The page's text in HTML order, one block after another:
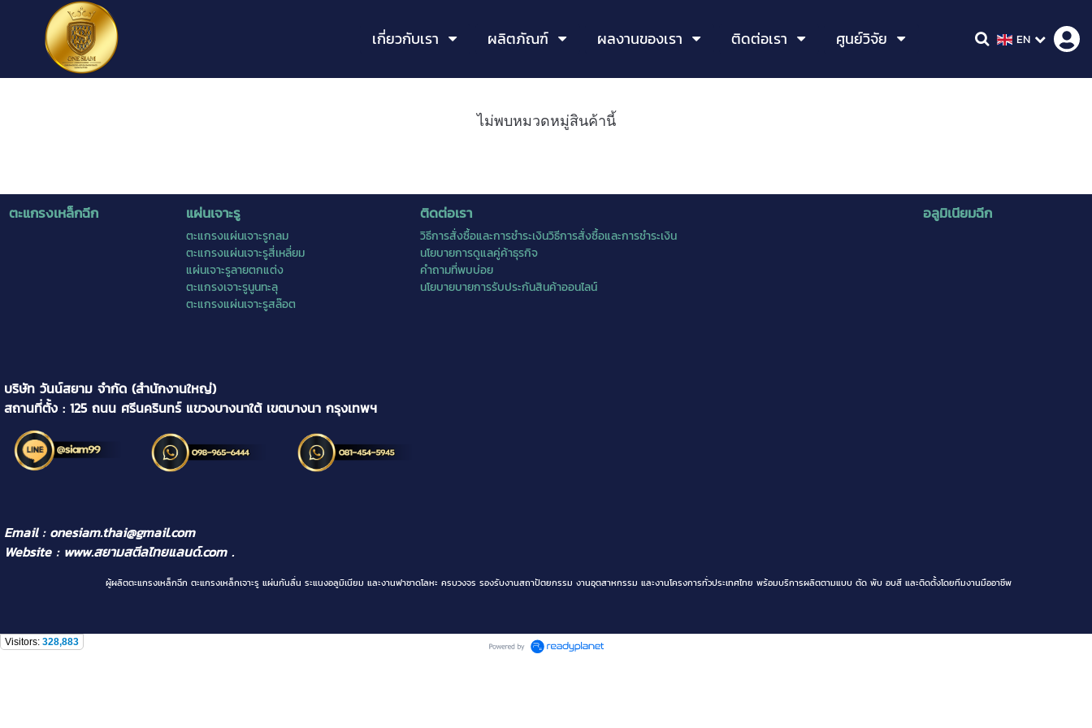
เกี่ยวกับเรา ผลิตภัณฑ์ ผลงานของเรา ติดต่อเรา ศูนย์วิจัย EN
ไม่พบหมวดหมู่สินค้านี้
ตะแกรงเหล็กฉีก แผ่นเจาะรู
ตะแกรงแผ่นเจาะรูกลม
ตะแกรงแผ่นเจาะรูสี่เหลี่ยม
แผ่นเจาะรูลายตกแต่ง
ตะแกรงเจาะรูนูนทะลุ
ตะแกรงแผ่นเจาะรูสล๊อต
ติดต่อเรา
วิธีการสั่งซื้อและการชำระเงินวิธีการสั่งซื้อและการชำระเงิน
นโยบายการดูแลคู่ค้าธุรกิจ
คำถามที่พบบ่อย
นโยบายบายการรับประกันสินค้าออนไลน์
อลูมิเนียมฉีก
บริษัท วันน์สยาม จำกัด (สำนักงานใหญ่)
สถานที่ตั้ง : 125 ถนน ศรีนครินทร์ แขวงบางนาใต้ เขตบางนา กรุงเทพฯ
Email : onesiam.thai@gmail.com
Website : www.สยามสตีลไทยแลนด์.com.
ผู้ผลิตตะแกรงเหล็กฉีก ตะแกรงเหล็กเจาะรู แผ่นกันลื่น ระแนงอลูมิเนียม และงานฟาซาดโลหะ ครบวงจร รองรับงานสถาปัตยกรรม งานอุตสาหกรรม และงานโครงการทั่วประเทศไทย พร้อมบริการผลิตตามแบบ ตัด พับ อบสี และติดตั้งโดยทีมงานมืออาชีพ
Visitors: 328,883